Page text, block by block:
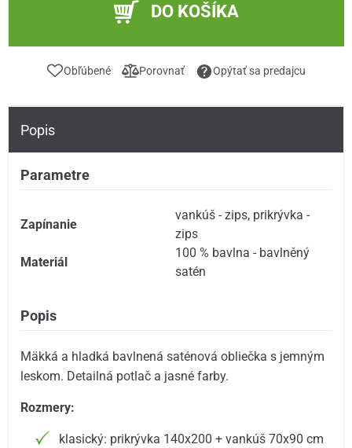
DO KOŠÍKA
Obľúbené Porovnať Opýtať sa predajcu
Popis
Parametre
Zapínanie
vankúš - zips, prikrývka -
zips
Materiál
100 % bavlna - bavlněný
satén
Popis
Mäkká a hladká bavlnená saténová obliečka s jemným
leskom. Detailná potlač a jasné farby.
Rozmery:
klasický: prikrývka 140x200 + vankúš 70x90 cm